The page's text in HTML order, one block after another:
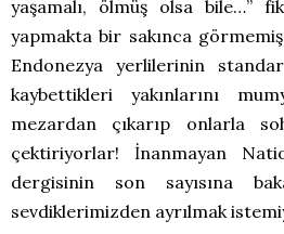
yaşamalı, ölmüş olsa bile…”
yapmakta bir sakınca
Endonezya yerlilerinin
kaybettikleri yakınlarını
mezardan çıkarıp onlarla
çektiriyorlar! İnanmayan
dergisinin son sayısına
sevdiklerimizden ayrılmak